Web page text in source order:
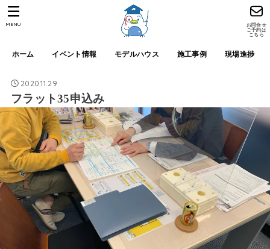
ホーム イベント情報 モデルハウス 施工事例 現場進捗
お問合せ
ご予約は
こちら
MENU
2020.11.29
フラット35申込み